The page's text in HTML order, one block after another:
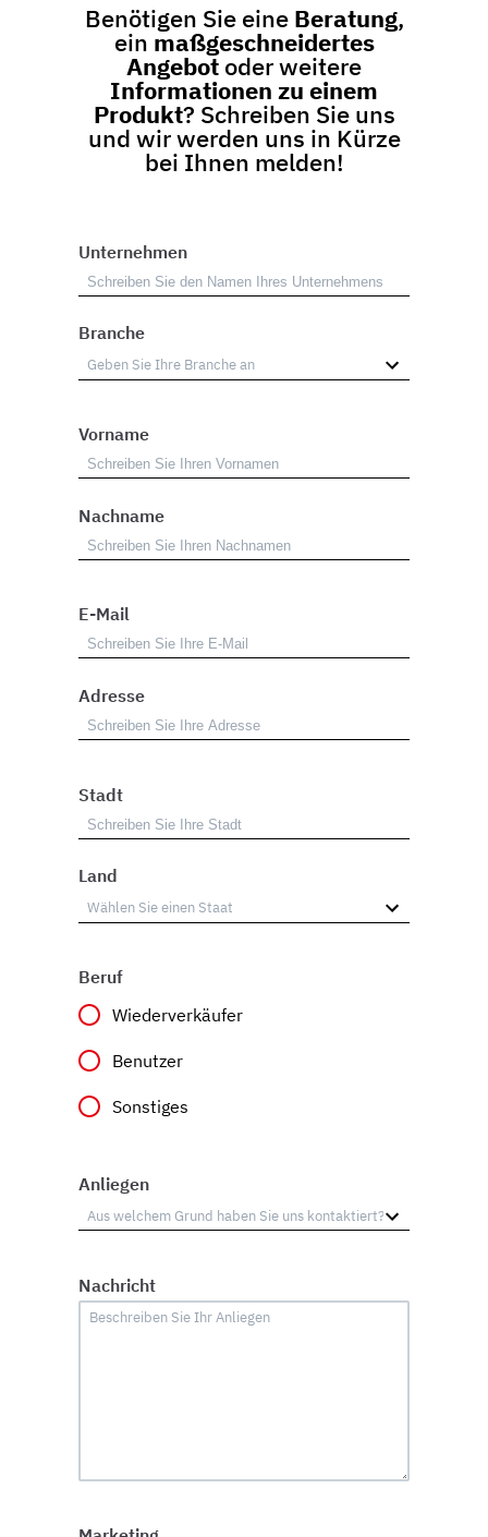
Benötigen Sie eine Beratung,
ein maßgeschneidertes
Angebot oder weitere
Informationen zu einem
Produkt? Schreiben Sie uns
und wir werden uns in Kürze
bei Ihnen melden!
Unternehmen
Branche
Vorname
Nachname
E-Mail
Adresse
Stadt
Land
Beruf
Wiederverkäufer
Benutzer
Sonstiges
Anliegen
Nachricht